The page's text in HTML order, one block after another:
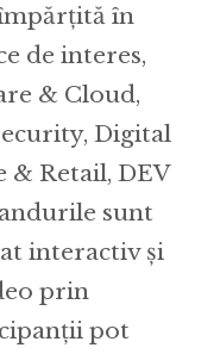
în
de interes,
& Cloud,
Digital
& Retail, DEV
sunt
interactiv și
prin
pot